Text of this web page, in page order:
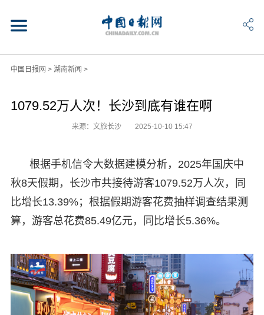
中国日报网 > 湖南新闻 >
1079.52万人次！长沙到底有谁在啊
来源：文旅长沙 2025-10-10 15:47
根据手机信令大数据建模分析，2025年国庆中
秋8天假期，长沙市共接待游客1079.52万人次，同
比增长13.39%；根据假期游客花费抽样调查结果测
算，游客总花费85.49亿元，同比增长5.36%。